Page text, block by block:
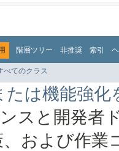
階層ツリー 非推奨 索引
べてのクラス
は機能強化
スと開発者
および作